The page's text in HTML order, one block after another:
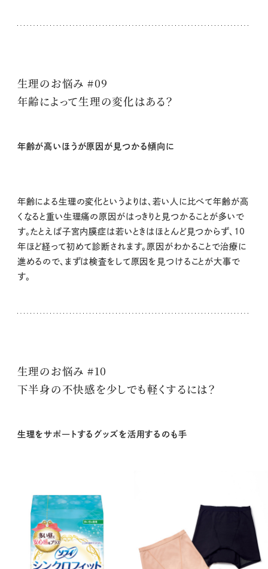
生理のお悩み #09
年齢によって生理の変化はある？
年齢が高いほうが原因が見つかる傾向に
年齢による生理の変化というよりは、若い人に比べて年齢が高
くなると重い生理痛の原因がはっきりと見つかることが多いで
す。たとえば子宮内膜症は若いときはほとんど見つからず、10
年ほど経って初めて診断されます。原因がわかることで治療に
進めるので、まずは検査をして原因を見つけることが大事で
す。
生理のお悩み #10
下半身の不快感を少しでも軽くするには？
生理をサポ―トするグッズを活用するのも手